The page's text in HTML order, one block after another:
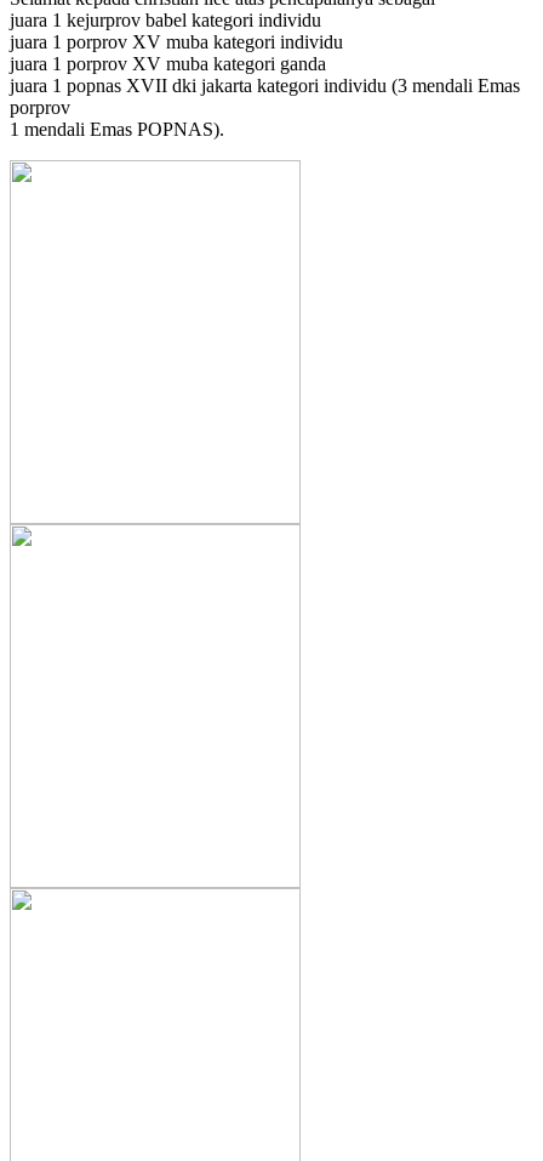
juara 1 kejurprov babel kategori individu
juara 1 porprov XV muba kategori individu
juara 1 porprov XV muba kategori ganda
juara 1 popnas XVII dki jakarta kategori individu (3 mendali Emas
porprov
1 mendali Emas POPNAS).